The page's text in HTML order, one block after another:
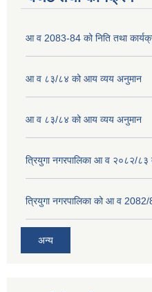
आ व 2083-84 को निति तथा
आ व ८३/८४ को आय व्यय अनुमान
आ व ८३/८४ को आय व्यय अनुमान
त्रियुगा नगरपालिका आ व २०८२/८३
त्रियुगा नगरपालिका को आ व 2082/
अन्य